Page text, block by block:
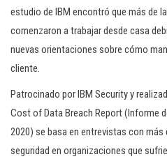
estudio de IBM encontró que más de
comenzaron a trabajar desde casa
nuevas orientaciones sobre cómo
cliente.
Patrocinado por IBM Security y
Cost of Data Breach Report (Informe
2020) se basa en entrevistas con más
seguridad en organizaciones que